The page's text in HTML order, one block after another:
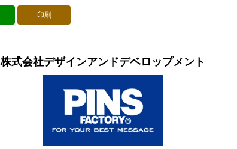
印刷
株式会社デザインアンドデベロップメント